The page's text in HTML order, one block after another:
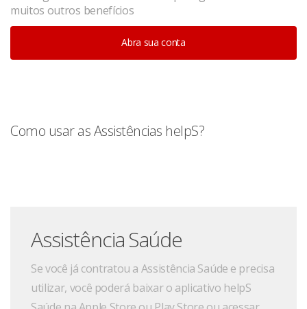
muitos outros benefícios
Abra sua conta
Como usar as Assistências helpS?
Assistência Saúde
Se você já contratou a Assistência Saúde e precisa
utilizar, você poderá baixar o aplicativo helpS